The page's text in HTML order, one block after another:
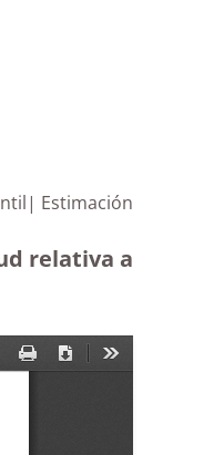
Estimación
relativa a